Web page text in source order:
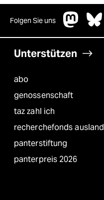
Folgen Sie uns
Unterstützen
abo
genossenschaft
taz zahl ich
recherchefonds ausland
panterstiftung
panterpreis 2026